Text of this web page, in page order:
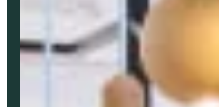
MAIL *